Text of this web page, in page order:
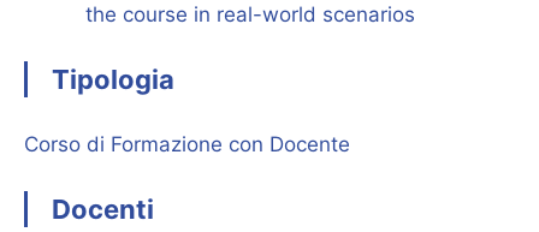
the course in real-world scenarios
Tipologia
Corso di Formazione con Docente
Docenti